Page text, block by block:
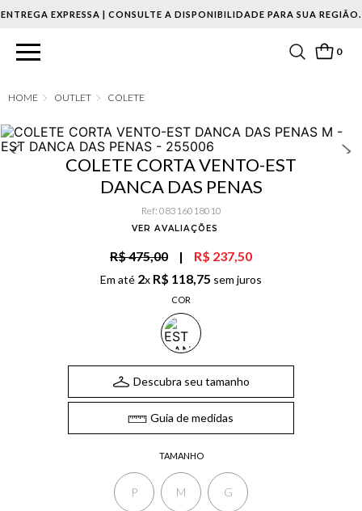
ENTREGA EXPRESSA | CONSULTE A DISPONIBILIDADE PARA SUA REGIÃO.
0
OUTLET COLETE
COLETE CORTA VENTO-EST
DANCA DAS PENAS
Ref: 08316018010
VER AVALIAÇÕES
R$ 475,00 | R$ 237,50
Em até 2x R$ 118,75 sem juros
COR
TAMANHO
P M G
Descubra seu tamanho
Guia de medidas